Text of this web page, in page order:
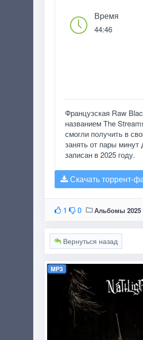
Время
44:46
Французская Raw
названием The
смогли получить в
занять от пары минут
записан в 2025 году.
Скачать торрент-
1 0 Альбомы 2025
Вернуться назад
MP3